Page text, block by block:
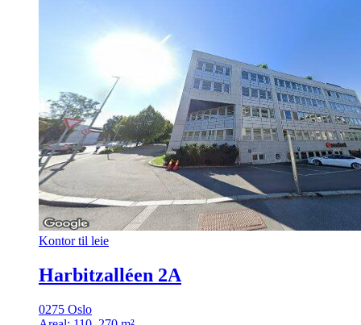
Kontor til leie
Harbitzalléen 2A
0275 Oslo